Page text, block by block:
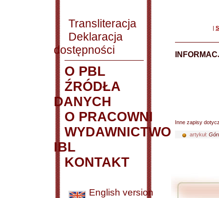
Transliteracja
Deklaracja
dostępności
O PBL
ŹRÓDŁA
DANYCH
O PRACOWNI
WYDAWNICTWO
IBL
KONTAKT
English version
|
Inne zapisy
artykuł: